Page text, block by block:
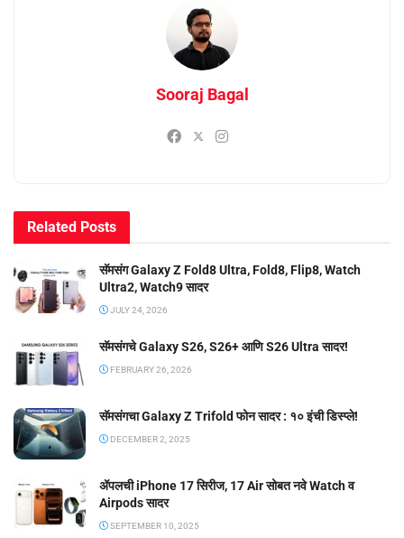
Sooraj Bagal
Related Posts
सॅमसंग Galaxy Z Fold8 Ultra, Fold8, Flip8, Watch
Ultra2, Watch9 सादर
JULY 24, 2026
सॅमसंगचे Galaxy S26, S26+ आणि S26 Ultra सादर!
FEBRUARY 26, 2026
सॅमसंगचा Galaxy Z Trifold फोन सादर : १० इंची डिस्प्ले!
DECEMBER 2, 2025
ॲपलची iPhone 17 सिरीज, 17 Air सोबत नवे Watch व
Airpods सादर
SEPTEMBER 10, 2025